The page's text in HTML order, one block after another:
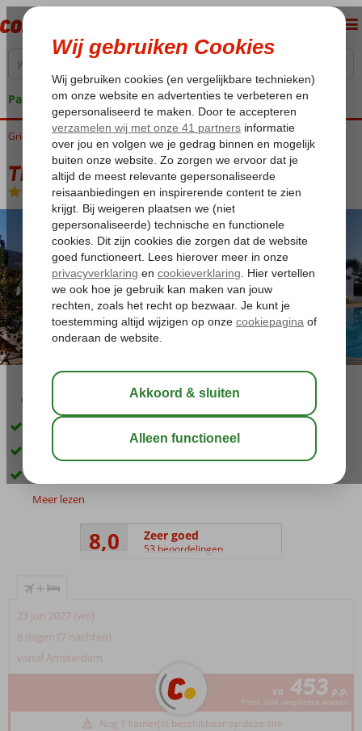
Pakketgarantie
Home
Griekenland Kos Kos-Stad Psalidi Theodorou Beach Hotel
Theodorou Beach Hotel
Logies-Aparthotel
03:45 aug 32°C
Strand op ca. 50 meter
Hotelkamers & 2-kamerappartementen
Meer lezen
8,0 Zeer goed
53 beoordelingen
+
23 jun 2027 (wo)
8 dagen (7 nachten)
vanaf Amsterdam
va 453 p.p.
*incl. alle verplichte kosten
Nog 1 kamer(s) beschikbaar op deze site